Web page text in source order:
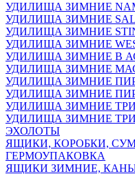
УДИЛИЩА ЗИМНИЕ
УДИЛИЩА ЗИМНИЕ
УДИЛИЩА ЗИМНИЕ
УДИЛИЩА ЗИМНИЕ
УДИЛИЩА ЗИМНИЕ В
УДИЛИЩА ЗИМНИЕ
УДИЛИЩА ЗИМНИЕ
УДИЛИЩА ЗИМНИЕ
УДИЛИЩА ЗИМНИЕ
УДИЛИЩА ЗИМНИЕ
ЭХОЛОТЫ
ЯЩИКИ, КОРОБКИ,
ГЕРМОУПАКОВКА
ЯЩИКИ ЗИМНИЕ,